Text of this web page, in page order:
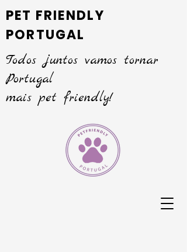
PET FRIENDLY
PORTUGAL
Todos juntos vamos tornar
Portugal
mais pet friendly!